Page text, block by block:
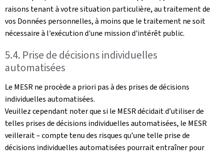
raisons tenant à votre situation particulière, au traitement de
vos Données personnelles, à moins que le traitement ne soit
nécessaire à l'exécution d'une mission d'intérêt public.
5.4. Prise de décisions individuelles
automatisées
Le MESR ne procède a priori pas à des prises de décisions
individuelles automatisées.
Veuillez cependant noter que si le MESR décidait d’utiliser de
telles prises de décisions individuelles automatisées, le MESR
veillerait – compte tenu des risques qu’une telle prise de
décisions individuelles automatisées pourrait entraîner pour